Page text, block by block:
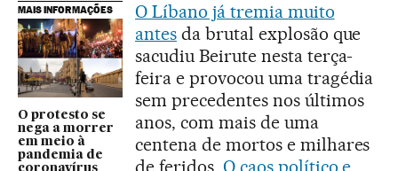
MAIS INFORMAÇÕES
O protesto se
nega a morrer
em meio à
pandemia de
coronavírus
O Líbano já tremia muito
antesda brutal explosão que
sacudiu Beirute nesta terça-
feira e provocou uma tragédia
sem precedentes nos últimos
anos, com mais de uma
centena de mortos e milhares
de feridos. O caos político e